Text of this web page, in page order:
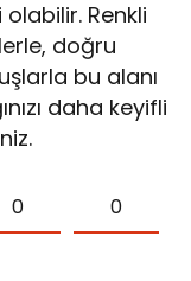
Renkli
doğru
bu alanı
daha keyifli
0 0